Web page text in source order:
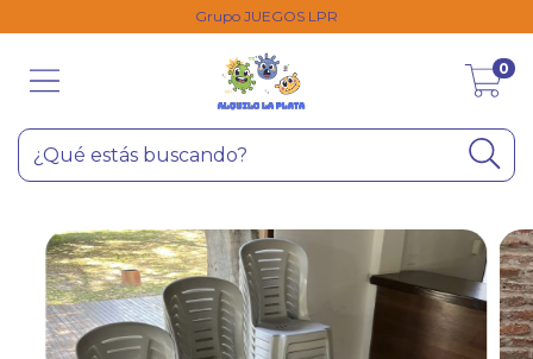
Grupo JUEGOS LPR
0